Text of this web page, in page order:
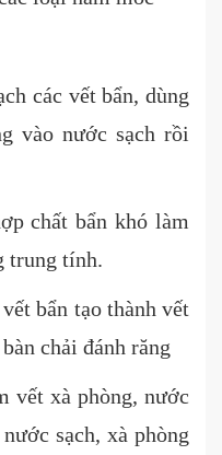
vết bẩn, dùng
vào nước sạch rồi
bẩn khó làm
trung tính.
tạo thành vết
chải đánh răng
xà phòng, nước
sạch, xà phòng